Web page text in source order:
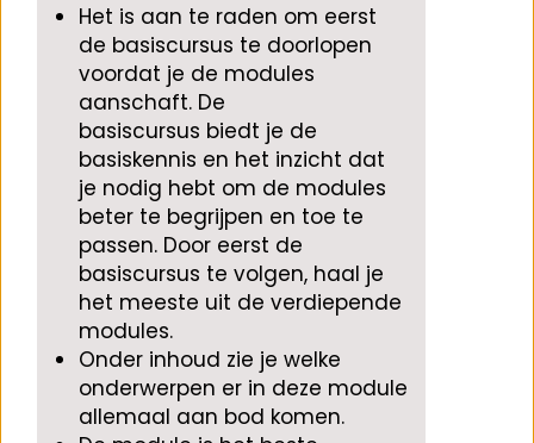
Het is aan te raden om eerst
de basiscursus te doorlopen
voordat je de modules
aanschaft. De
basiscursus biedt je de
basiskennis en het inzicht dat
je nodig hebt om de modules
beter te begrijpen en toe te
passen. Door eerst de
basiscursus te volgen, haal je
het meeste uit de verdiepende
modules.
Onder inhoud zie je welke
onderwerpen er in deze module
allemaal aan bod komen.